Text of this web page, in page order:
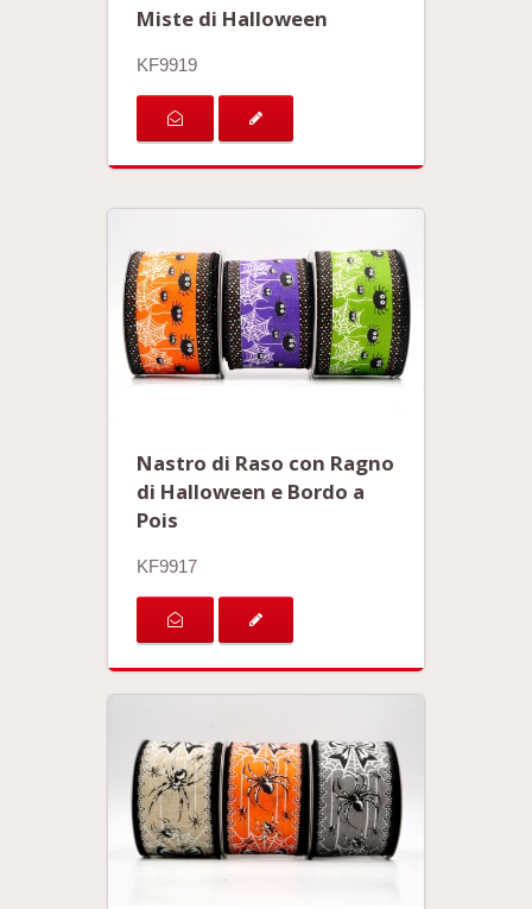
Miste di Halloween
KF9919
Nastro di Raso con Ragno
di Halloween e Bordo a
Pois
KF9917